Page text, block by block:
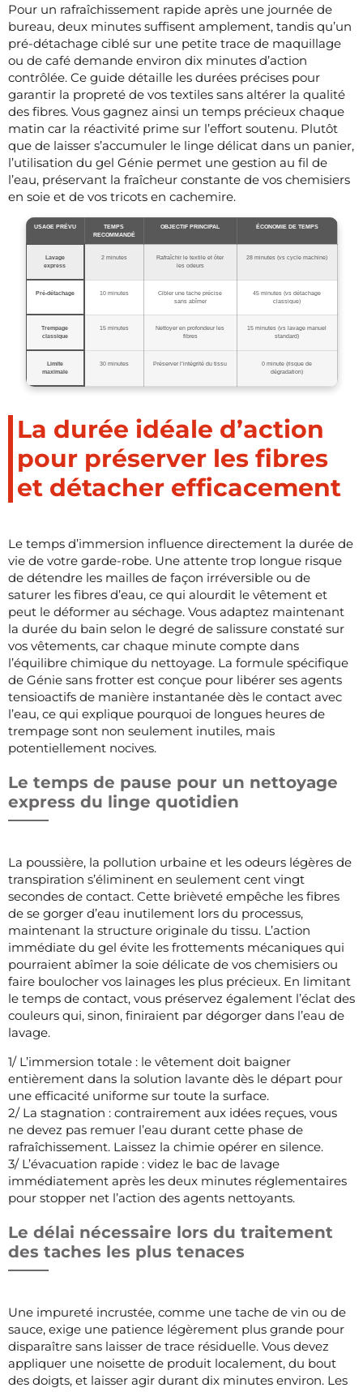
Pour un rafraîchissement rapide après une journée de
bureau, deux minutes suffisent amplement, tandis qu’un
pré-détachage ciblé sur une petite trace de maquillage
ou de café demande environ dix minutes d’action
contrôlée. Ce guide détaille les durées précises pour
garantir la propreté de vos textiles sans altérer la qualité
des fibres. Vous gagnez ainsi un temps précieux chaque
matin car la réactivité prime sur l’effort soutenu. Plutôt
que de laisser s’accumuler le linge délicat dans un panier,
l’utilisation du gel Génie permet une gestion au fil de
l’eau, préservant la fraîcheur constante de vos chemisiers
en soie et de vos tricots en cachemire.
USAGE PRÉVU
TEMPS
RECOMMANDÉ
OBJECTIF PRINCIPAL ÉCONOMIE DE TEMPS
Lavage
express
2 minutes
Rafraîchir le textile et ôter
les odeurs
28 minutes (vs cycle machine)
Pré-détachage 10 minutes
Cibler une tache précise
sans abîmer
45 minutes (vs détachage
classique)
Trempage
classique
15 minutes
Nettoyer en profondeur les
fibres
15 minutes (vs lavage manuel
standard)
Limite
maximale
30 minutes Préserver l’intégrité du tissu
0 minute (risque de
dégradation)
La durée idéale d’action
pour préserver les fibres
et détacher efficacement
Le temps d’immersion influence directement la durée de
vie de votre garde-robe. Une attente trop longue risque
de détendre les mailles de façon irréversible ou de
saturer les fibres d’eau, ce qui alourdit le vêtement et
peut le déformer au séchage. Vous adaptez maintenant
la durée du bain selon le degré de salissure constaté sur
vos vêtements, car chaque minute compte dans
l’équilibre chimique du nettoyage. La formule spécifique
de Génie sans frotter est conçue pour libérer ses agents
tensioactifs de manière instantanée dès le contact avec
l’eau, ce qui explique pourquoi de longues heures de
trempage sont non seulement inutiles, mais
potentiellement nocives.
Le temps de pause pour un nettoyage
express du linge quotidien
La poussière, la pollution urbaine et les odeurs légères de
transpiration s’éliminent en seulement cent vingt
secondes de contact. Cette brièveté empêche les fibres
de se gorger d’eau inutilement lors du processus,
maintenant la structure originale du tissu. L’action
immédiate du gel évite les frottements mécaniques qui
pourraient abîmer la soie délicate de vos chemisiers ou
faire boulocher vos lainages les plus précieux. En limitant
le temps de contact, vous préservez également l’éclat des
couleurs qui, sinon, finiraient par dégorger dans l’eau de
lavage.
1/ L’immersion totale : le vêtement doit baigner
entièrement dans la solution lavante dès le départ pour
une efficacité uniforme sur toute la surface.
2/ La stagnation : contrairement aux idées reçues, vous
ne devez pas remuer l’eau durant cette phase de
rafraîchissement. Laissez la chimie opérer en silence.
3/ L’évacuation rapide : videz le bac de lavage
immédiatement après les deux minutes réglementaires
pour stopper net l’action des agents nettoyants.
Le délai nécessaire lors du traitement
des taches les plus tenaces
Une impureté incrustée, comme une tache de vin ou de
sauce, exige une patience légèrement plus grande pour
disparaître sans laisser de trace résiduelle. Vous devez
appliquer une noisette de produit localement, du bout
des doigts, et laisser agir durant dix minutes environ. Les